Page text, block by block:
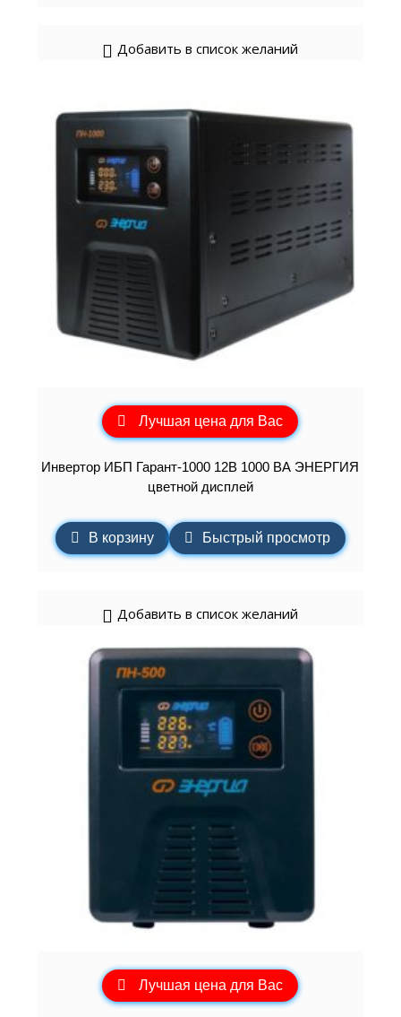
Добавить в список желаний
Лучшая цена для Вас
Инвертор ИБП Гарант-1000 12В 1000 ВА ЭНЕРГИЯ
цветной дисплей
В корзину Быстрый просмотр
Добавить в список желаний
Лучшая цена для Вас